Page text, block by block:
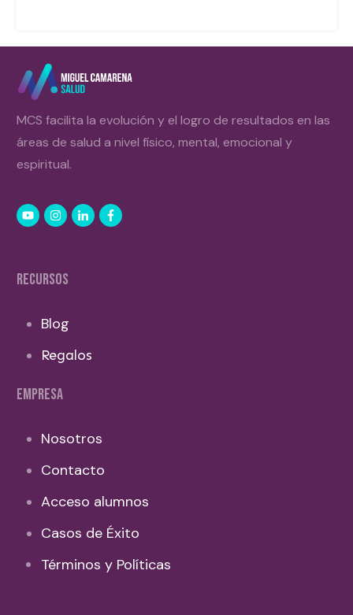
MCS facilita la evolución y el logro de resultados en las
áreas de salud a nivel físico, mental, emocional y
espiritual.
RECURSOS
Blog
Regalos
EMPRESA
Nosotros
Contacto
Acceso alumnos
Casos de Éxito
Términos y Políticas